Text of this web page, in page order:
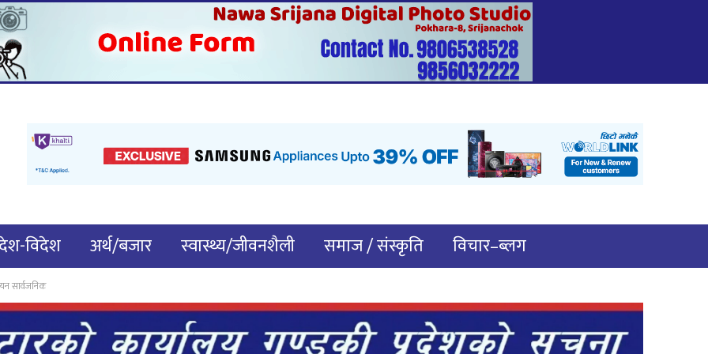
विदेश अर्थ/बजार स्वास्थ्य/जीवनशैली समाज / संस्कृति
विचार–ब्लग
सार्वजनिक